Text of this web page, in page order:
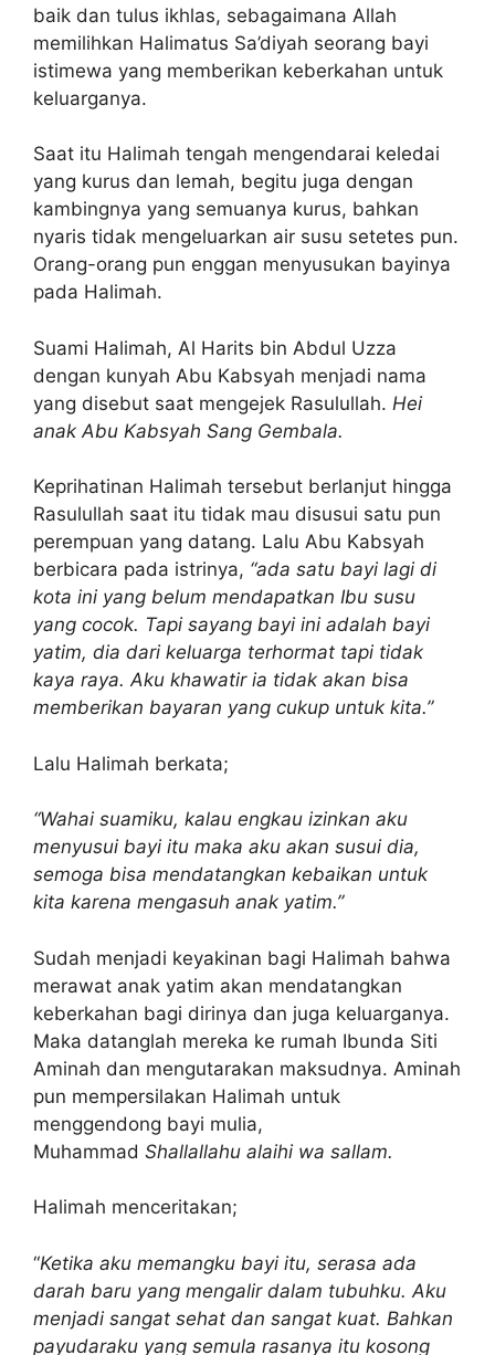
baik dan tulus ikhlas, sebagaimana Allah
memilihkan Halimatus Sa’diyah seorang bayi
istimewa yang memberikan keberkahan untuk
keluarganya.
Saat itu Halimah tengah mengendarai keledai
yang kurus dan lemah, begitu juga dengan
kambingnya yang semuanya kurus, bahkan
nyaris tidak mengeluarkan air susu setetes pun.
Orang-orang pun enggan menyusukan bayinya
pada Halimah.
Suami Halimah, Al Harits bin Abdul Uzza
dengan kunyah Abu Kabsyah menjadi nama
yang disebut saat mengejek Rasulullah. Hei
anak Abu Kabsyah Sang Gembala.
Keprihatinan Halimah tersebut berlanjut hingga
Rasulullah saat itu tidak mau disusui satu pun
perempuan yang datang. Lalu Abu Kabsyah
berbicara pada istrinya, “ada satu bayi lagi di
kota ini yang belum mendapatkan Ibu susu
yang cocok. Tapi sayang bayi ini adalah bayi
yatim, dia dari keluarga terhormat tapi tidak
kaya raya. Aku khawatir ia tidak akan bisa
memberikan bayaran yang cukup untuk kita.”
Lalu Halimah berkata;
“Wahai suamiku, kalau engkau izinkan aku
menyusui bayi itu maka aku akan susui dia,
semoga bisa mendatangkan kebaikan untuk
kita karena mengasuh anak yatim.”
Sudah menjadi keyakinan bagi Halimah bahwa
merawat anak yatim akan mendatangkan
keberkahan bagi dirinya dan juga keluarganya.
Maka datanglah mereka ke rumah Ibunda Siti
Aminah dan mengutarakan maksudnya. Aminah
pun mempersilakan Halimah untuk
menggendong bayi mulia,
Muhammad Shallallahu alaihi wa sallam.
Halimah menceritakan;
“Ketika aku memangku bayi itu, serasa ada
darah baru yang mengalir dalam tubuhku. Aku
menjadi sangat sehat dan sangat kuat. Bahkan
payudaraku yang semula rasanya itu kosong